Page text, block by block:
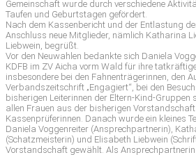
Gemeinschaft wurde durch verschiedene
Taufen und Geburtstagen gefördert.
Nach dem Kassenbericht und der Entlastung
Anschluss neue Mitglieder, nämlich Katharina
Liebwein, begrüßt.
Vor den Neuwahlen bedankte sich Daniela
KDFB im ZV Aicha vorm Wald für ihre
insbesondere bei den Fahnenträgerinnen, den
Verbandszeitschrift „Engagiert“, bei den
bisherigen Leiterinnen der Eltern-Kind-Gruppen
allen Frauen aus der bisherigen Vorstandschaft
Kassenprüferinnen. Danach wurde ein kleines
Daniela Voggenreiter (Ansprechpartnerin),
(Schatzmeisterin) und Elisabeth Liebwein
Vorstandschaft gewählt. Als